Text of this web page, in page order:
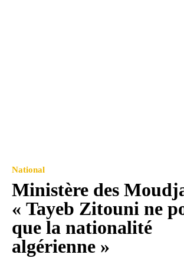
National
Ministère des
« Tayeb Zitouni ne
que la nationalité
algérienne »